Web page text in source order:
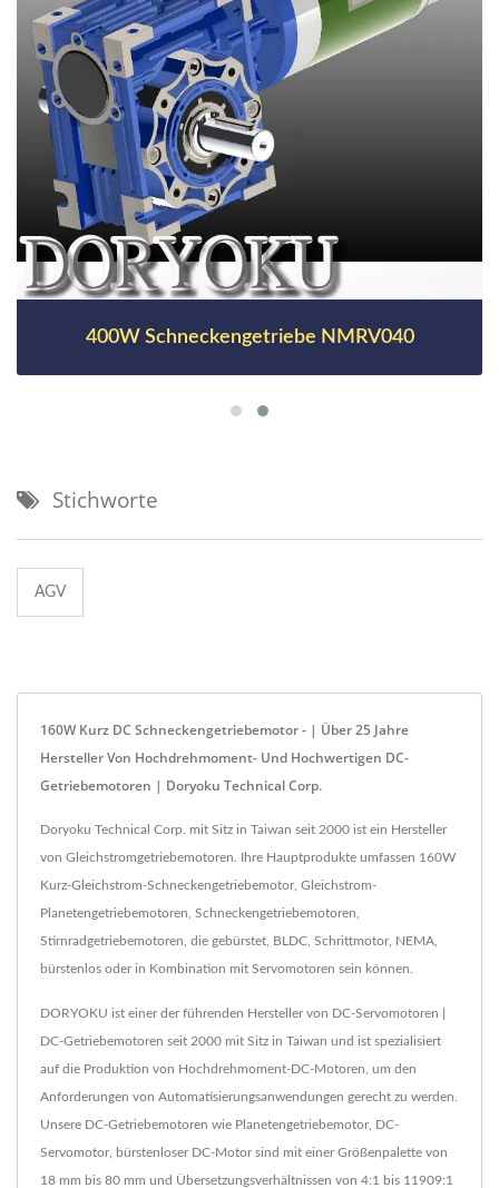
400W Schneckengetriebe NMRV040
Stichworte
AGV
160W Kurz DC Schneckengetriebemotor - | Über 25 Jahre
Hersteller Von Hochdrehmoment- Und Hochwertigen DC-
Getriebemotoren | Doryoku Technical Corp.
Doryoku Technical Corp. mit Sitz in Taiwan seit 2000 ist ein Hersteller
von Gleichstromgetriebemotoren. Ihre Hauptprodukte umfassen 160W
Kurz-Gleichstrom-Schneckengetriebemotor, Gleichstrom-
Planetengetriebemotoren, Schneckengetriebemotoren,
Stirnradgetriebemotoren, die gebürstet, BLDC, Schrittmotor, NEMA,
bürstenlos oder in Kombination mit Servomotoren sein können.
DORYOKU ist einer der führenden Hersteller von DC-Servomotoren |
DC-Getriebemotoren seit 2000 mit Sitz in Taiwan und ist spezialisiert
auf die Produktion von Hochdrehmoment-DC-Motoren, um den
Anforderungen von Automatisierungsanwendungen gerecht zu werden.
Unsere DC-Getriebemotoren wie Planetengetriebemotor, DC-
Servomotor, bürstenloser DC-Motor sind mit einer Größenpalette von
18 mm bis 80 mm und Übersetzungsverhältnissen von 4:1 bis 11909:1